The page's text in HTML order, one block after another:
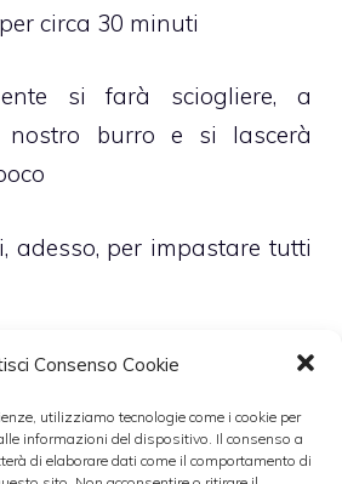
Consenso Cookie
utilizziamo tecnologie come i cookie per
informazioni del dispositivo. Il consenso a
di elaborare dati come il comportamento di
circa 30 minuti
si farà sciogliere, a
nostro burro e si lascerà
adesso, per impastare tutti
in una capiente terrina,
il tutto. Dunque vi uniremo
sino a che non avremo